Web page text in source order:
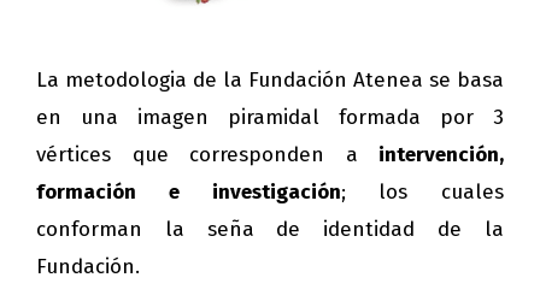
La metodologia de la Fundación Atenea se basa
en una imagen piramidal formada por 3
vértices que corresponden a intervención,
formación e investigación; los cuales
conforman la seña de identidad de la
Fundación.